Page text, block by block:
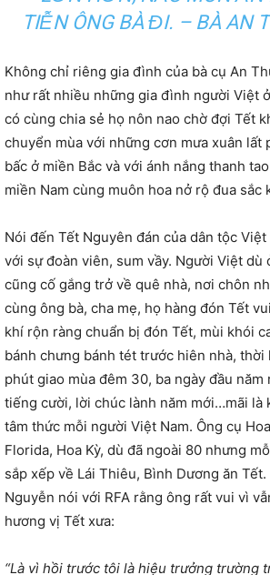
TIỄN ÔNG BÀ ĐI. – BÀ AN
Không chỉ riêng gia đình của bà cụ An
như rất nhiều những gia đình người Việt
có cùng chia sẻ họ nôn nao chờ đợi Tết
chuyển mùa với những cơn mưa xuân lất
bấc ở miền Bắc và với ánh nắng thanh
miền Nam cùng muôn hoa nở rộ đua sắc
Nói đến Tết Nguyên đán của dân tộc
với sự đoàn viên, sum vầy. Người Việt dù
cũng cố gắng trở về quê nhà, nơi chôn
cùng ông bà, cha mẹ, họ hàng đón Tết
khí rộn ràng chuẩn bị đón Tết, mùi khói
bánh chưng bánh tét trước hiên nhà, thời
phút giao mùa đêm 30, ba ngày đầu năm
tiếng cười, lời chúc lành năm mới…mãi là
tâm thức mỗi người Việt Nam. Ông cụ
Florida, Hoa Kỳ, dù đã ngoài 80 nhưng
sắp xếp về Lái Thiêu, Bình Dương ăn Tết.
Nguyễn nói với RFA rằng ông rất vui vì
hương vị Tết xưa:
“Là vì hồi trước tôi là hiệu trưởng trường